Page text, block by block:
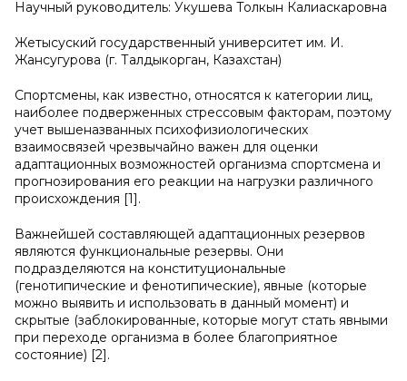
Научный руководитель: Укушева Толкын Калиаскаровна
Жетысуский государственный университет им. И.
Жансугурова (г. Талдыкорган, Казахстан)
Спортсмены, как известно, относятся к категории лиц,
наиболее подверженных стрессовым факторам, поэтому
учет вышеназванных психофизиологических
взаимосвязей чрезвычайно важен для оценки
адаптационных возможностей организма спортсмена и
прогнозирования его реакции на нагрузки различного
происхождения [1].
Важнейшей составляющей адаптационных резервов
являются функциональные резервы. Они
подразделяются на конституциональные
(генотипические и фенотипические), явные (которые
можно выявить и использовать в данный момент) и
скрытые (заблокированные, которые могут стать явными
при переходе организма в более благоприятное
состояние) [2].